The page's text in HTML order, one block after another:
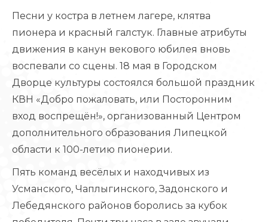
Песни у костра в летнем лагере, клятва
пионера и красный галстук. Главные атрибуты
движения в канун векового юбилея вновь
воспевали со сцены. 18 мая в Городском
Дворце культуры состоялся большой праздник
КВН «Добро пожаловать, или Посторонним
вход воспрещён!», организованный Центром
дополнительного образования Липецкой
области к 100-летию пионерии.
Пять команд весёлых и находчивых из
Усманского, Чаплыгинского, Задонского и
Лебедянского районов боролись за кубок